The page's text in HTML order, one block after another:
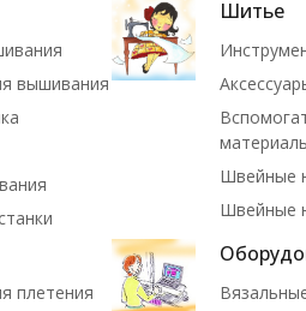
вышивания
Шитье
Швейные
Швейные
плетения